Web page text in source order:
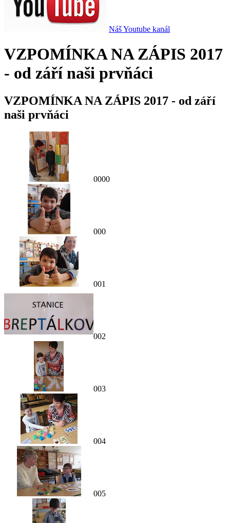
Náš Youtube kanál
VZPOMÍNKA NA ZÁPIS 2017
- od září naši prvňáci
VZPOMÍNKA NA ZÁPIS 2017 - od září
naši prvňáci
0000
000
001
002
003
004
005